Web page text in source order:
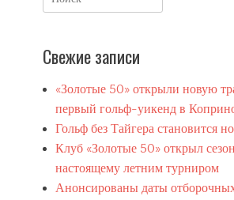
о
ь
и
for:
Свежие записи
«Золотые 50» открыли новую
первый гольф-уикенд в
Гольф без Тайгера становится
Клуб «Золотые 50» открыл
настоящему летним турниром
Анонсированы даты